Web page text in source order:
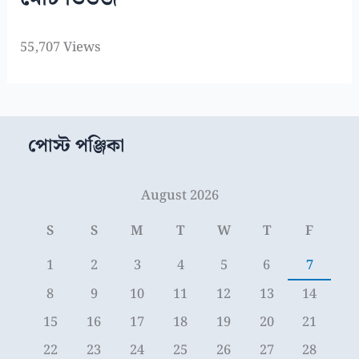
55,707 Views
পোস্ট পঞ্জিকা
August 2026
S
S M T W T
F
1
2 3 4 5 6
7
8
9 10 11 12 13
14
15
16 17 18 19 20
21
22
23 24 25 26 27 28